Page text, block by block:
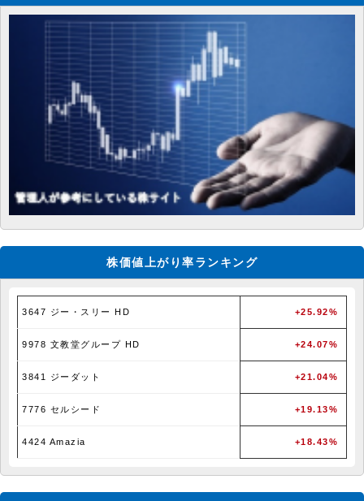
株価値上がり率ランキング
3647 ジー・スリー HD +25.92%
9978 文教堂グループ HD +24.07%
3841 ジーダット +21.04%
7776 セルシード +19.13%
4424 Amazia +18.43%